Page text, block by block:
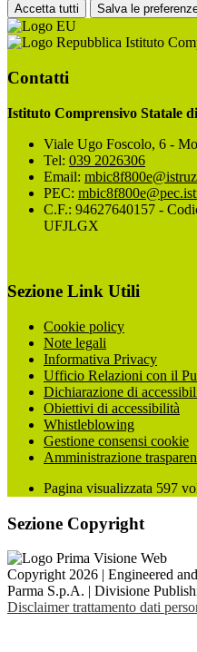
Accetta tutti Salva le
Istituto
Contatti
Istituto Comprensivo Statale
Viale Ugo Foscolo, 6 -
Tel: 039 2026306
Email:
PEC:
C.F.: 94627640157 -
UFJLGX
Sezione Link Utili
Cookie policy
Note legali
Informativa Privacy
Ufficio Relazioni con il
Dichiarazione di
Obiettivi di accessibilità
Whistleblowing
Gestione consensi cookie
Amministrazione
Pagina visualizzata 597
Sezione Copyright
Copyright 2026 | Engineered
Parma S.p.A. | Divisione
Disclaimer trattamento dati